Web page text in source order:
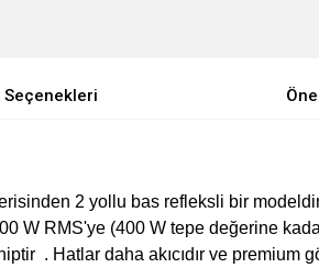
Seçenekleri
2 yollu bas refleksli bir
W RMS'ye (400 W tepe değerine
. Hatlar daha akıcıdır ve premium